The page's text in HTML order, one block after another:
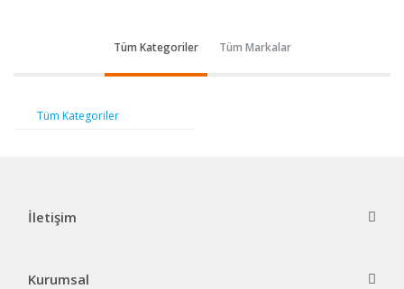
Tüm Kategoriler Tüm Markalar
Tüm Kategoriler
İletişim
Kurumsal